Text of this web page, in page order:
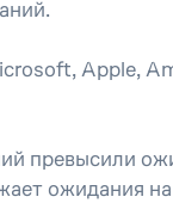
Apple,
ожидания